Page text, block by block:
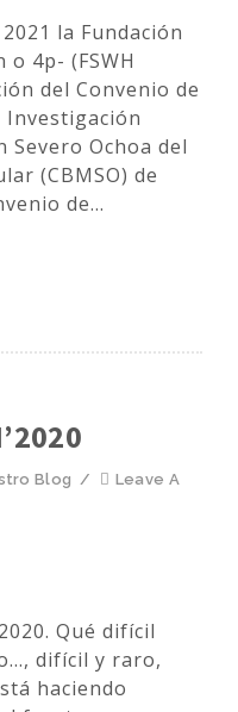
la Fundación
4p- (FSWH
del Convenio de
Investigación
Severo Ochoa del
(CBMSO) de
de...
Blog /
Leave A
Qué difícil
difícil y raro,
haciendo